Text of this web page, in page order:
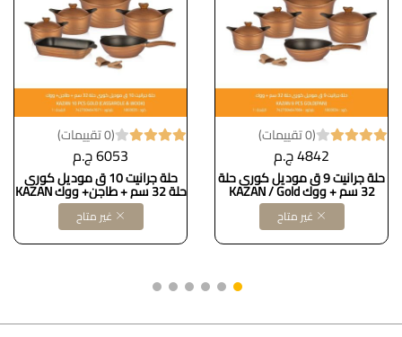
(0 تقييمات)
4842 ج.م
حلة جرانيت 9 ق موديل كورى حلة
32 سم + ووك KAZAN / Gold
غير متاح
(0 تقييمات)
6053 ج.م
حلة جرانيت 10 ق موديل كورى
حلة 32 سم + طاجن+ ووك KAZAN
/ Go
غير متاح